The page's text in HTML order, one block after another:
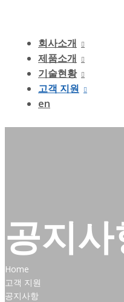
회사소개
제품소개
기술현황
고객 지원
en
공지
Home
고객 지원
공지사항